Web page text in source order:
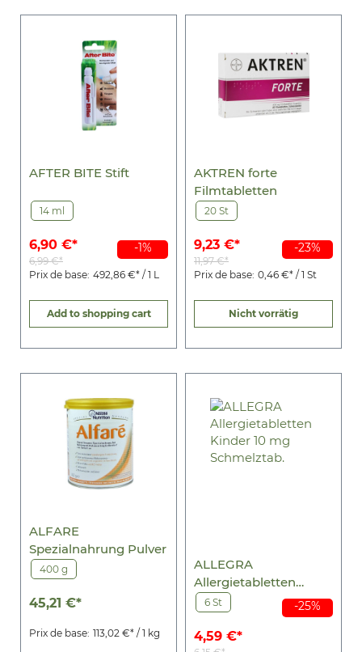
-1%
AFTER BITE Stift
14 ml
6,90 €*
6,99 €*
Prix de base: 492,86 €* / 1 L
Add to shopping cart
-23%
AKTREN forte
Filmtabletten
20 St
9,23 €*
11,97 €*
Prix de base: 0,46 €* / 1 St
Nicht vorrätig
ALFARE
Spezialnahrung Pulver
400 g
45,21 €*
Prix de base: 113,02 €* / 1 kg
-25%
ALLEGRA
Allergietabletten
Kinder 10 mg
Schmelztab.
6 St
4,59 €*